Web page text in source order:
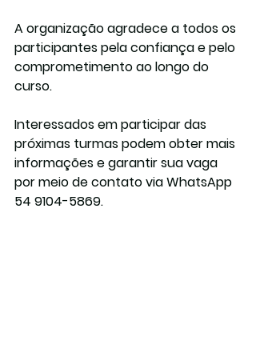
A organização agradece a todos os
participantes pela confiança e pelo
comprometimento ao longo do
curso.
Interessados em participar das
próximas turmas podem obter mais
informações e garantir sua vaga
por meio de contato via WhatsApp
54 9104-5869.